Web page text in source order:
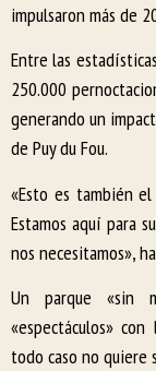
impulsaron más de
Entre las
250.000
generando un
de Puy du Fou.
«Esto es también
Estamos aquí para
nos necesitamos»,
Un parque «sin
«espectáculos»
todo caso no quiere